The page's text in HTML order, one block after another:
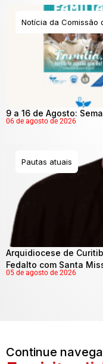
Notícia da Comissão
9 a 16 de Agosto:
06 de agosto de 2026
Pautas atuais
Arquidiocese de
Fedalto com Santa
05 de agosto de 2026
Continue